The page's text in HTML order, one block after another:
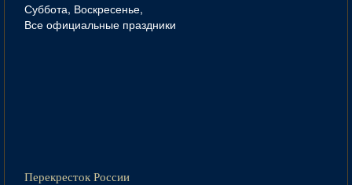
Суббота, Воскресенье,
Все официальные праздники
Перекресток России